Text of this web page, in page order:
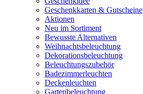
Geschenkkarten & Gutscheine
Aktionen
Neu im Sortiment
Bewusste Alternativen
Weihnachtsbeleuchtung
Dekorationsbeleuchtung
Beleuchtungszubehör
Badezimmerleuchten
Deckenleuchten
Gartenbeleuchtung